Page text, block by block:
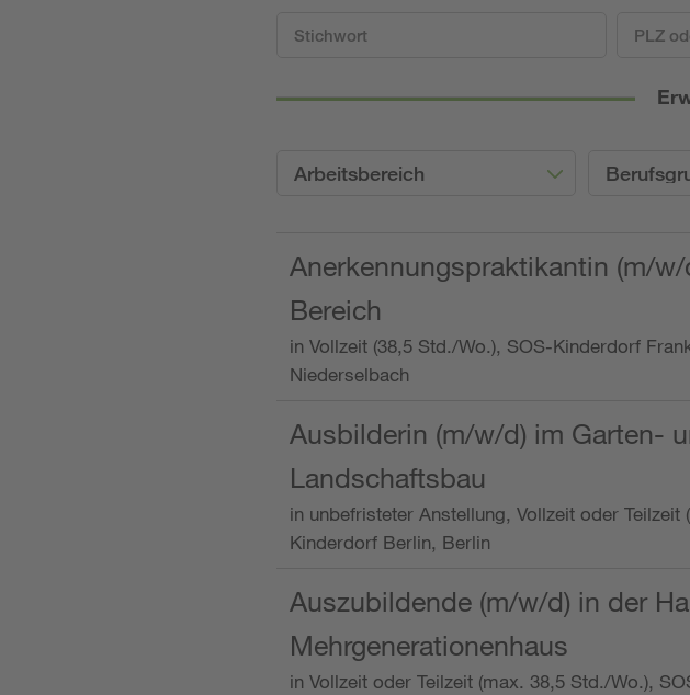
Arbeitsbereich
Anerkennungspraktikantin (m/
Bereich
in Vollzeit (38,5 Std./Wo.), SOS-Kinderdorf
Niederselbach
Ausbilderin (m/w/d) im Garten-
Landschaftsbau
in unbefristeter Anstellung, Vollzeit oder Teilzeit
Kinderdorf Berlin, Berlin
Auszubildende (m/w/d) in der
Mehrgenerationenhaus
in Vollzeit oder Teilzeit (max. 38,5 Std./Wo.),